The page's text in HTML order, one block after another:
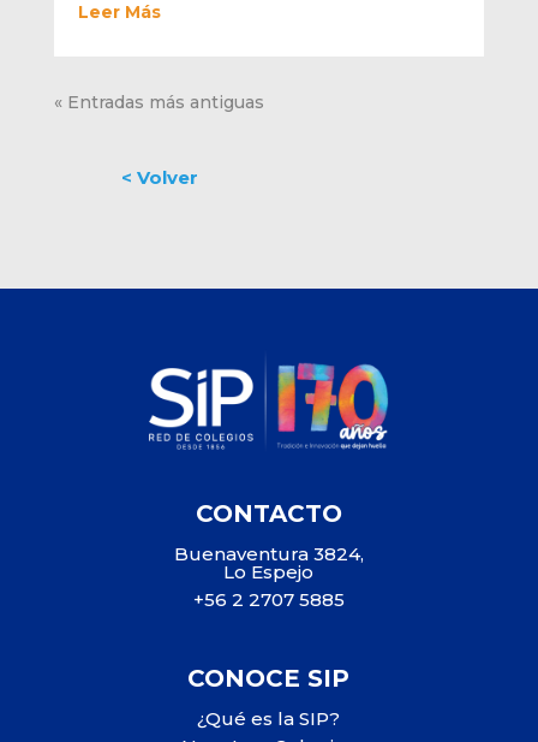
Leer Más
« Entradas más antiguas
CONTACTO
Buenaventura 3824,
Lo Espejo
+56 2 2707 5885
CONOCE SIP
¿Qué es la SIP?